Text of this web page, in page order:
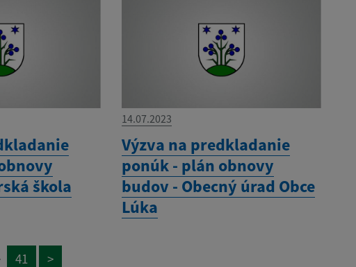
škola
14.07.2023
Výzva na predkladanie
ponúk - plán obnovy
budov - Obecný úrad Obce
Lúka
41 >